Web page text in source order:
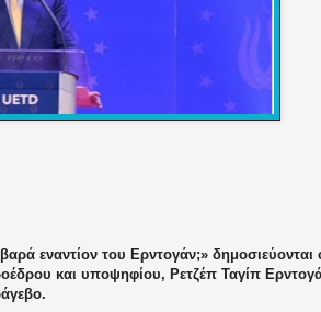
εναντίον του Ερντογάν;» δημοσιεύονται
και υποψηφίου, Ρετζέπ Ταγίπ